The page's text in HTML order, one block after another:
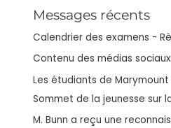
Messages récents
Calendrier des examens -
Contenu des médias
Les étudiants de
Sommet de la jeunesse sur
M. Bunn a reçu une